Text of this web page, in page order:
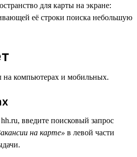
для карты на экране:
её строки поиска небольшую
на компьютерах и мобильных.
введите поисковый запрос
на карте» в левой части